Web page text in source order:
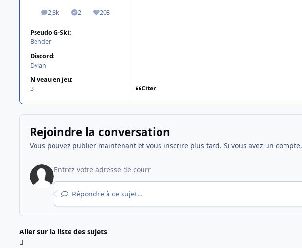
2,8k
messages2
Solutions203
Réputation
Pseudo G-Ski:
Bender
Discord:
Dylan
Niveau en jeu:
3
Citer
Rejoindre la conversation
Vous pouvez publier maintenant et vous inscrire plus tard. Si vous avez un compte,
Répondre à ce sujet…
Aller sur la liste des sujets